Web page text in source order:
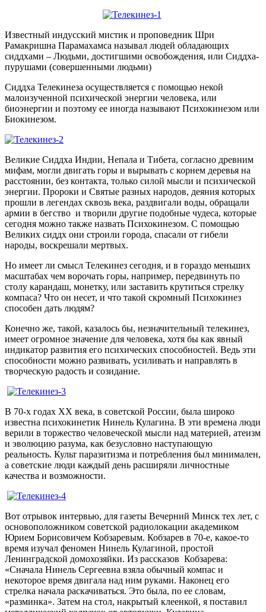
Известный индусский мистик и проповедник Шри
Рамакришна Парамахамса называл людей обладающих
сиддхами – Людьми, достигшими освобождения, или Сиддха-
пурушами (совершенными людьми)
Сиддха Телекинеза осуществляется с помощью некой
малоизученной психической энергии человека, или
биоэнергии и поэтому ее иногда называют Психокинезом или
Биокинезом.
Великие Сиддха Индии, Непала и Тибета, согласно древним
мифам, могли двигать горы и вырывать с корнем деревья на
расстоянии, без контакта, только силой мысли и психической
энергии. Пророки и Святые разных народов, деяния которых
прошли в легендах сквозь века, раздвигали воды, обращали
армии в бегство и творили другие подобные чудеса, которые
сегодня можно также назвать Психокинезом. С помощью
Великих сиддх они строили города, спасали от гибели
народы, воскрешали мертвых.
Но имеет ли смысл Телекинез сегодня, и в гораздо меньших
масштабах чем ворочать горы, например, передвинуть по
столу карандаш, монетку, или заставить крутиться стрелку
компаса? Что он несет, и что такой скромный Психокинез
способен дать людям?
Конечно же, такой, казалось бы, незначительный телекинез,
имеет огромное значение для человека, хотя бы как явный
индикатор развития его психических способностей. Ведь эти
способности можно развивать, усиливать и направлять в
творческую радость и созидание.
В 70-х годах ХХ века, в советской России, была широко
известна психокинетик Нинель Кулагина. В эти времена люди
верили в торжество человеческой мысли над материей, атеизм
и эволюцию разума, как безусловно наступающую
реальность. Культ паразитизма и потребления был минимален,
а советские люди каждый день расширяли личностные
качества и возможности.
Вот отрывок интервью, для газеты Вечерний Минск тех лет, с
основоположником советской радиолокации академиком
Юрием Борисовичем Кобзаревым. Кобзарев в 70-е, какое-то
время изучал феномен Нинель Кулагиной, простой
Ленинградской домохозяйки. Из рассказов Кобзарева:
«Сначала Нинель Сергеевна взяла обычный компас и
некоторое время двигала над ним руками. Наконец его
стрелка начала раскачиваться. Это была, по ее словам,
«разминка». Затем на стол, накрытый клеенкой, я поставил